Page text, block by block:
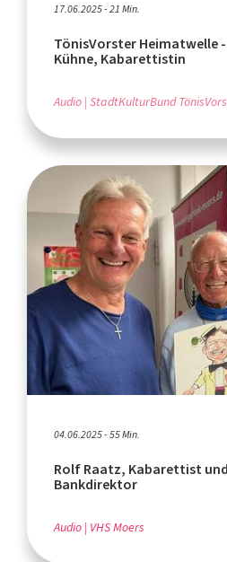
17.06.2025 - 21 Min.
TönisVorster Heimatwelle
Kühne, Kabarettistin
Audio StadtKulturBund
04.06.2025 - 55 Min.
Rolf Raatz, Kabarettist
Bankdirektor
Audio VHS Moers